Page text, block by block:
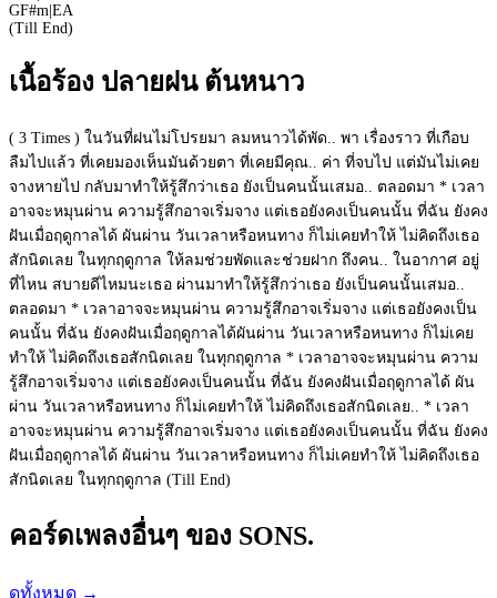
GF#m EA
(Till End)
เนื้อร้อง ปลายฝน ต้นหนาว
( 3 Times ) ในวันที่ฝนไม่โปรยมา ลมหนาวได้พัด.. พา เรื่องราว ที่เกือบ
ลืมไปแล้ว ที่เคยมองเห็นมันด้วยตา ที่เคยมีคุณ.. ค่า ที่จบไป แต่มันไม่เคย
จางหายไป กลับมาทำให้รู้สึกว่าเธอ ยังเป็นคนนั้นเสมอ.. ตลอดมา * เวลา
อาจจะหมุนผ่าน ความรู้สึกอาจเริ่มจาง แต่เธอยังคงเป็นคนนั้น ที่ฉัน ยังคง
ฝันเมื่อฤดูกาลได้ ผันผ่าน วันเวลาหรือหนทาง ก็ไม่เคยทำให้ ไม่คิดถึงเธอ
สักนิดเลย ในทุกฤดูกาล ให้ลมช่วยพัดและช่วยฝาก ถึงคน.. ในอากาศ อยู่
ที่ไหน สบายดีไหมนะเธอ ผ่านมาทำให้รู้สึกว่าเธอ ยังเป็นคนนั้นเสมอ..
ตลอดมา * เวลาอาจจะหมุนผ่าน ความรู้สึกอาจเริ่มจาง แต่เธอยังคงเป็น
คนนั้น ที่ฉัน ยังคงฝันเมื่อฤดูกาลได้ผันผ่าน วันเวลาหรือหนทาง ก็ไม่เคย
ทำให้ ไม่คิดถึงเธอสักนิดเลย ในทุกฤดูกาล * เวลาอาจจะหมุนผ่าน ความ
รู้สึกอาจเริ่มจาง แต่เธอยังคงเป็นคนนั้น ที่ฉัน ยังคงฝันเมื่อฤดูกาลได้ ผัน
ผ่าน วันเวลาหรือหนทาง ก็ไม่เคยทำให้ ไม่คิดถึงเธอสักนิดเลย.. * เวลา
อาจจะหมุนผ่าน ความรู้สึกอาจเริ่มจาง แต่เธอยังคงเป็นคนนั้น ที่ฉัน ยังคง
ฝันเมื่อฤดูกาลได้ ผันผ่าน วันเวลาหรือหนทาง ก็ไม่เคยทำให้ ไม่คิดถึงเธอ
สักนิดเลย ในทุกฤดูกาล (Till End)
คอร์ดเพลงอื่นๆ ของ SONS.
ดูทั้งหมด →